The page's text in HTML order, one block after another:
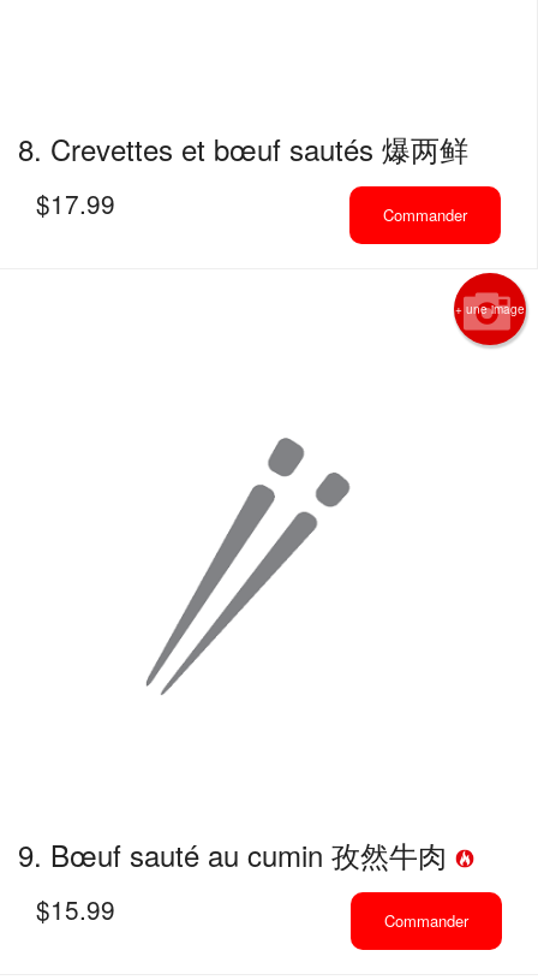
8. Crevettes et bœuf sautés 爆两鲜
$17.99 Commander
+ une image
9. Bœuf sauté au cumin 孜然牛肉
$15.99 Commander